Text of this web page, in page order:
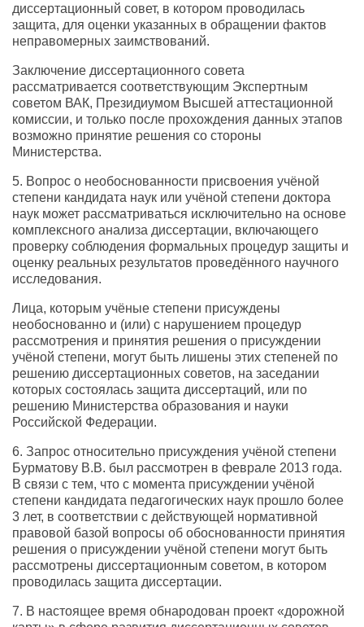
диссертационный совет, в котором проводилась
защита, для оценки указанных в обращении фактов
неправомерных заимствований.
Заключение диссертационного совета
рассматривается соответствующим Экспертным
советом ВАК, Президиумом Высшей аттестационной
комиссии, и только после прохождения данных этапов
возможно принятие решения со стороны
Министерства.
5. Вопрос о необоснованности присвоения учёной
степени кандидата наук или учёной степени доктора
наук может рассматриваться исключительно на основе
комплексного анализа диссертации, включающего
проверку соблюдения формальных процедур защиты и
оценку реальных результатов проведённого научного
исследования.
Лица, которым учёные степени присуждены
необоснованно и (или) с нарушением процедур
рассмотрения и принятия решения о присуждении
учёной степени, могут быть лишены этих степеней по
решению диссертационных советов, на заседании
которых состоялась защита диссертаций, или по
решению Министерства образования и науки
Российской Федерации.
6. Запрос относительно присуждения учёной степени
Бурматову В.В. был рассмотрен в феврале 2013 года.
В связи с тем, что с момента присуждении учёной
степени кандидата педагогических наук прошло более
3 лет, в соответствии с действующей нормативной
правовой базой вопросы об обоснованности принятия
решения о присуждении учёной степени могут быть
рассмотрены диссертационным советом, в котором
проводилась защита диссертации.
7. В настоящее время обнародован проект «дорожной